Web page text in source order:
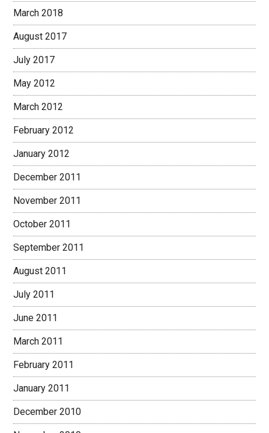
March 2018
August 2017
July 2017
May 2012
March 2012
February 2012
January 2012
December 2011
November 2011
October 2011
September 2011
August 2011
July 2011
June 2011
March 2011
February 2011
January 2011
December 2010